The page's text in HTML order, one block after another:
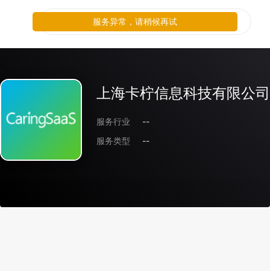
上海卡柠信息科技有限公司
服务行业
--
服务类型
--
服务异常，请稍候再试